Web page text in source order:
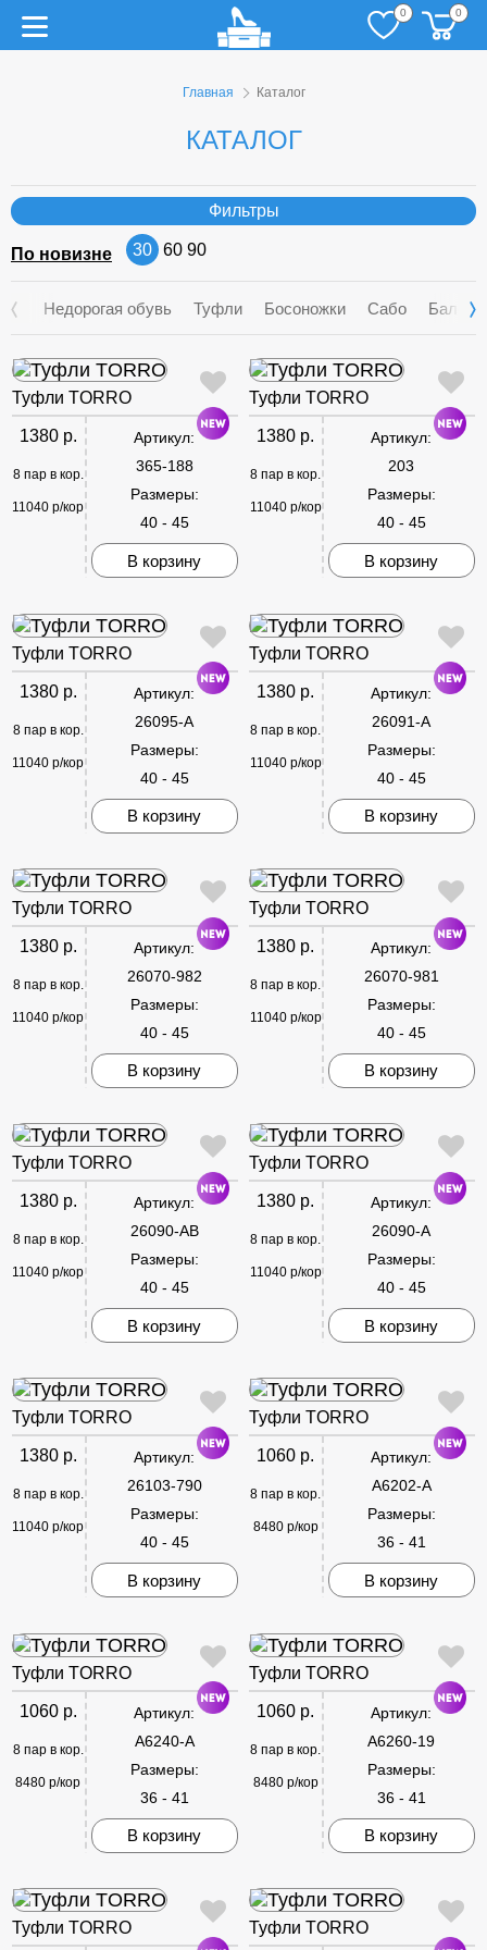
0 0
Главная Каталог
КАТАЛОГ
Фильтры
По новизне 30 60 90
Недорогая обувь Туфли Босоножки Сабо
Туфли TORRO
1380 р.
8 пар в кор.
11040 р/кор
Артикул:
365-188
Размеры:
40 - 45
В корзину
Туфли TORRO
1380 р.
8 пар в кор.
11040 р/кор
Артикул:
203
Размеры:
40 - 45
В корзину
Туфли TORRO
1380 р.
8 пар в кор.
11040 р/кор
Артикул:
26095-A
Размеры:
40 - 45
В корзину
Туфли TORRO
1380 р.
8 пар в кор.
11040 р/кор
Артикул:
26091-A
Размеры:
40 - 45
В корзину
Туфли TORRO
1380 р.
8 пар в кор.
11040 р/кор
Артикул:
26070-982
Размеры:
40 - 45
В корзину
Туфли TORRO
1380 р.
8 пар в кор.
11040 р/кор
Артикул:
26070-981
Размеры:
40 - 45
В корзину
Туфли TORRO
1380 р.
8 пар в кор.
11040 р/кор
Артикул:
26090-AB
Размеры:
40 - 45
В корзину
Туфли TORRO
1380 р.
8 пар в кор.
11040 р/кор
Артикул:
26090-A
Размеры:
40 - 45
В корзину
Туфли TORRO
1380 р.
8 пар в кор.
11040 р/кор
Артикул:
26103-790
Размеры:
40 - 45
В корзину
Туфли TORRO
1060 р.
8 пар в кор.
8480 р/кор
Артикул:
A6202-A
Размеры:
36 - 41
В корзину
Туфли TORRO
1060 р.
8 пар в кор.
8480 р/кор
Артикул:
A6240-A
Размеры:
36 - 41
В корзину
Туфли TORRO
1060 р.
8 пар в кор.
8480 р/кор
Артикул:
A6260-19
Размеры:
36 - 41
В корзину
Туфли TORRO Туфли TORRO